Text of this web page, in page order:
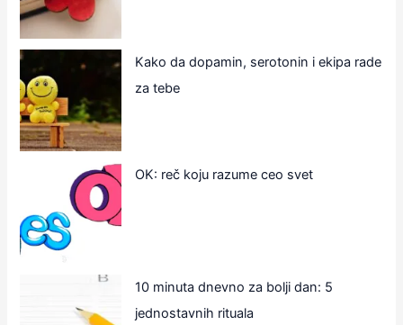
Kako da dopamin, serotonin i ekipa rade
za tebe
OK: reč koju razume ceo svet
10 minuta dnevno za bolji dan: 5
jednostavnih rituala